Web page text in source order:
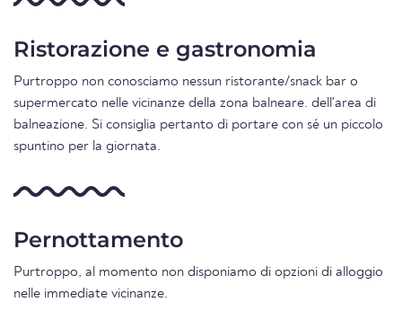
Ristorazione e gastronomia
Purtroppo non conosciamo nessun ristorante/snack bar o
supermercato nelle vicinanze della zona balneare. dell'area di
balneazione. Si consiglia pertanto di portare con sé un piccolo
spuntino per la giornata.
Pernottamento
Purtroppo, al momento non disponiamo di opzioni di alloggio
nelle immediate vicinanze.